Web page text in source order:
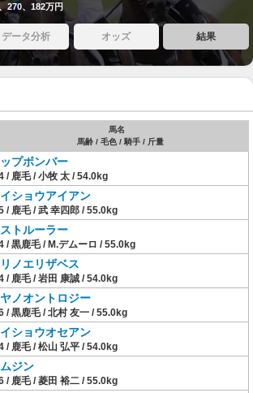
270、182万円
データ分析 オッズ 結果
馬名
馬齢 / 毛色 / 騎手 / 斤量
ップボンバー
/ 鹿毛 / 小牧 太 / 54.0kg
イショウアイアン
/ 鹿毛 / 武 幸四郎 / 55.0kg
トルーラー
/ 黒鹿毛 / M.デムーロ / 55.0kg
ノエリザベス
/ 鹿毛 / 岩田 康誠 / 54.0kg
ノオントロジー
/ 黒鹿毛 / 北村 友一 / 55.0kg
イショウオセアン
/ 鹿毛 / 松山 弘平 / 54.0kg
ジン
/ 鹿毛 / 菱田 裕二 / 55.0kg